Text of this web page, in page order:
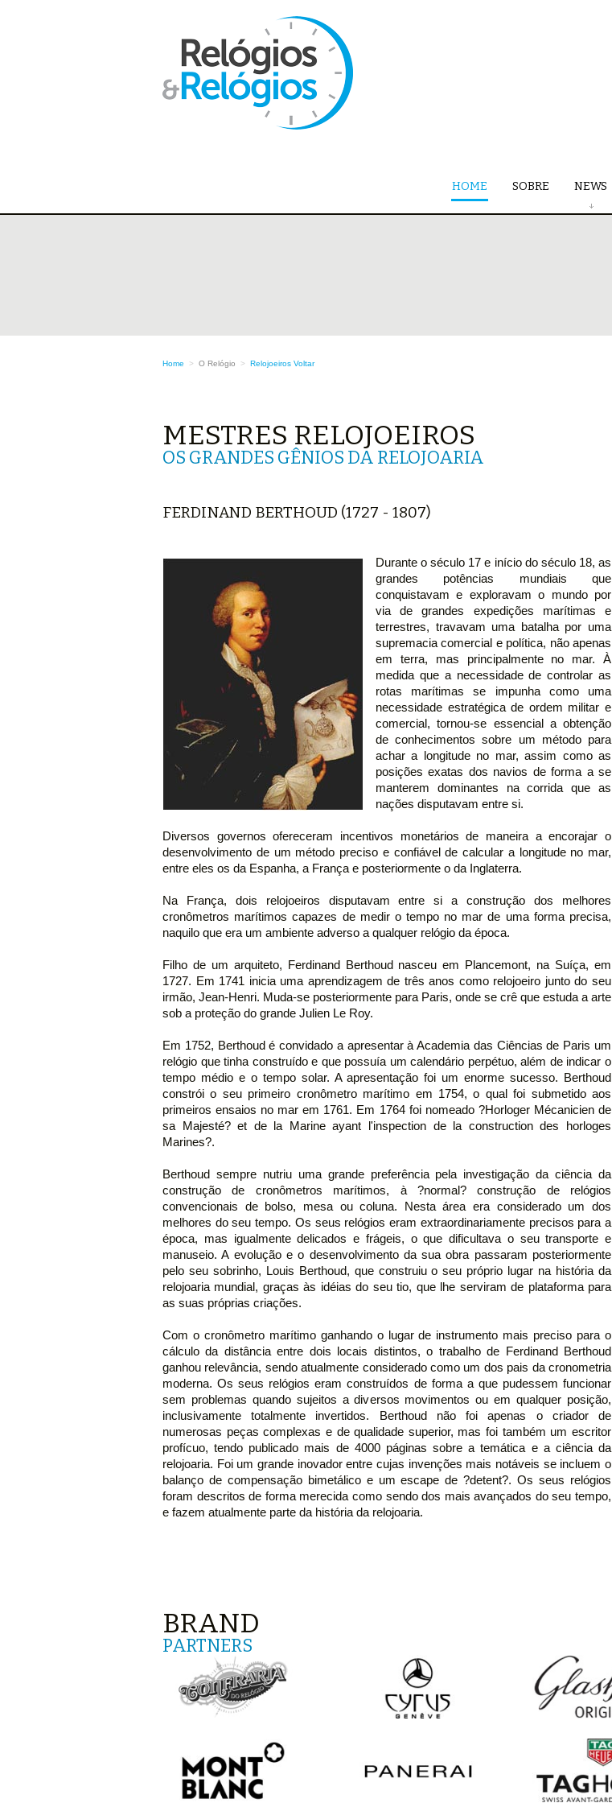
HOME SOBRE NEWS
Home > O Relógio > Relojoeiros Voltar
MESTRES RELOJOEIROS
OS GRANDES GÊNIOS DA RELOJOARIA
FERDINAND BERTHOUD (1727 - 1807)
Durante o século 17 e início do século 18, as
grandes potências mundiais que
conquistavam e exploravam o mundo por
via de grandes expedições marítimas e
terrestres, travavam uma batalha por uma
supremacia comercial e política, não apenas
em terra, mas principalmente no mar. À
medida que a necessidade de controlar as
rotas marítimas se impunha como uma
necessidade estratégica de ordem militar e
comercial, tornou-se essencial a obtenção
de conhecimentos sobre um método para
achar a longitude no mar, assim como as
posições exatas dos navios de forma a se
manterem dominantes na corrida que as
nações disputavam entre si.
Diversos governos ofereceram incentivos monetários de maneira a encorajar o
desenvolvimento de um método preciso e confiável de calcular a longitude no mar,
entre eles os da Espanha, a França e posteriormente o da Inglaterra.
Na França, dois relojoeiros disputavam entre si a construção dos melhores
cronômetros marítimos capazes de medir o tempo no mar de uma forma precisa,
naquilo que era um ambiente adverso a qualquer relógio da época.
Filho de um arquiteto, Ferdinand Berthoud nasceu em Plancemont, na Suíça, em
1727. Em 1741 inicia uma aprendizagem de três anos como relojoeiro junto do seu
irmão, Jean-Henri. Muda-se posteriormente para Paris, onde se crê que estuda a arte
sob a proteção do grande Julien Le Roy.
Em 1752, Berthoud é convidado a apresentar à Academia das Ciências de Paris um
relógio que tinha construído e que possuía um calendário perpétuo, além de indicar o
tempo médio e o tempo solar. A apresentação foi um enorme sucesso. Berthoud
constrói o seu primeiro cronômetro marítimo em 1754, o qual foi submetido aos
primeiros ensaios no mar em 1761. Em 1764 foi nomeado ?Horloger Mécanicien de
sa Majesté? et de la Marine ayant l'inspection de la construction des horloges
Marines?.
Berthoud sempre nutriu uma grande preferência pela investigação da ciência da
construção de cronômetros marítimos, à ?normal? construção de relógios
convencionais de bolso, mesa ou coluna. Nesta área era considerado um dos
melhores do seu tempo. Os seus relógios eram extraordinariamente precisos para a
época, mas igualmente delicados e frágeis, o que dificultava o seu transporte e
manuseio. A evolução e o desenvolvimento da sua obra passaram posteriormente
pelo seu sobrinho, Louis Berthoud, que construiu o seu próprio lugar na história da
relojoaria mundial, graças às idéias do seu tio, que lhe serviram de plataforma para
as suas próprias criações.
Com o cronômetro marítimo ganhando o lugar de instrumento mais preciso para o
cálculo da distância entre dois locais distintos, o trabalho de Ferdinand Berthoud
ganhou relevância, sendo atualmente considerado como um dos pais da cronometria
moderna. Os seus relógios eram construídos de forma a que pudessem funcionar
sem problemas quando sujeitos a diversos movimentos ou em qualquer posição,
inclusivamente totalmente invertidos. Berthoud não foi apenas o criador de
numerosas peças complexas e de qualidade superior, mas foi também um escritor
profícuo, tendo publicado mais de 4000 páginas sobre a temática e a ciência da
relojoaria. Foi um grande inovador entre cujas invenções mais notáveis se incluem o
balanço de compensação bimetálico e um escape de ?detent?. Os seus relógios
foram descritos de forma merecida como sendo dos mais avançados do seu tempo,
e fazem atualmente parte da história da relojoaria.
BRAND
PARTNERS